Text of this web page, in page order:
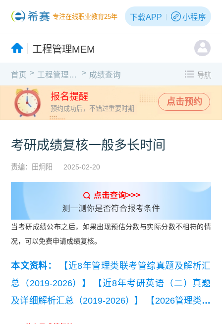
专注在线职业教育25年 下载APP 小程序
工程管理MEM
首页 > 工程管理MEM > 成绩查询 导航
报名提醒
预约成功后，不错过重要时期
点击预约
考研成绩复核一般多长时间
责编：田炯阳 2025-02-20
当考研成绩公布之后，如果出现预估分数与实际分数不相符的情
况，可以免费申请成绩复核。
本文资料：
【近8年管理类联考管综真题及解析汇
总（2019-2026）】
【近8年考研英语（二）真题
及详细解析汇总（2019-2026）】
【2026管理类联